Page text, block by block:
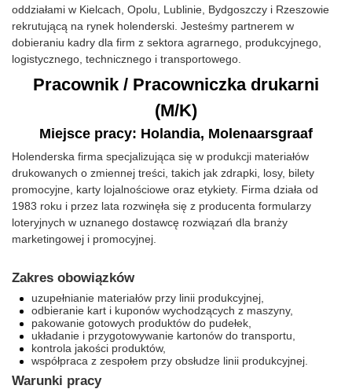
oddziałami w Kielcach, Opolu, Lublinie, Bydgoszczy i Rzeszowie
rekrutującą na rynek holenderski. Jesteśmy partnerem w
dobieraniu kadry dla firm z sektora agrarnego, produkcyjnego,
logistycznego, technicznego i transportowego.
Pracownik / Pracowniczka drukarni
(M/K)
Miejsce pracy: Holandia, Molenaarsgraaf
Holenderska firma specjalizująca się w produkcji materiałów
drukowanych o zmiennej treści, takich jak zdrapki, losy, bilety
promocyjne, karty lojalnościowe oraz etykiety. Firma działa od
1983 roku i przez lata rozwinęła się z producenta formularzy
loteryjnych w uznanego dostawcę rozwiązań dla branży
marketingowej i promocyjnej.
Zakres obowiązków
uzupełnianie materiałów przy linii produkcyjnej,
odbieranie kart i kuponów wychodzących z maszyny,
pakowanie gotowych produktów do pudełek,
układanie i przygotowywanie kartonów do transportu,
kontrola jakości produktów,
współpraca z zespołem przy obsłudze linii produkcyjnej.
Warunki pracy